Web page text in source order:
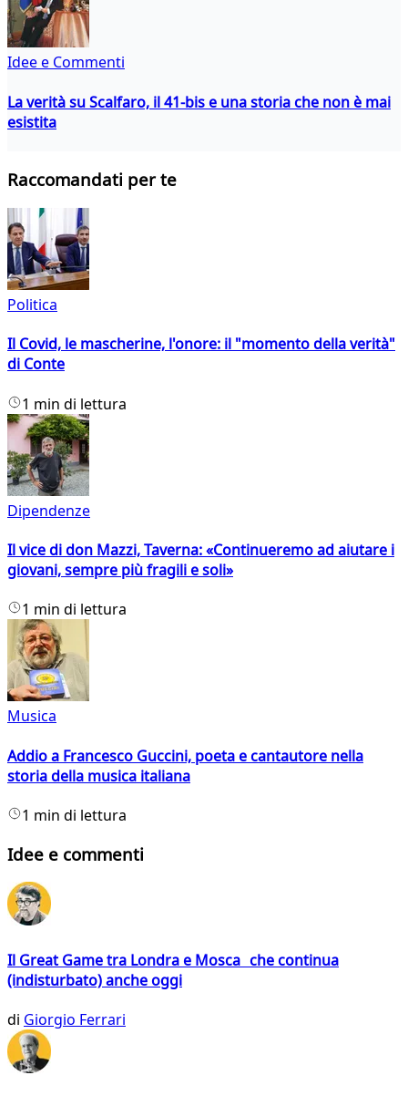
Idee e Commenti
La verità su Scalfaro, il 41-bis e una storia che non è mai
esistita
Raccomandati per te
Politica
Il Covid, le mascherine, l'onore: il "momento della verità"
di Conte
1 min di lettura
Dipendenze
Il vice di don Mazzi, Taverna: «Continueremo ad aiutare i
giovani, sempre più fragili e soli»
1 min di lettura
Musica
Addio a Francesco Guccini, poeta e cantautore nella
storia della musica italiana
1 min di lettura
Idee e commenti
Il Great Game tra Londra e Mosca che continua
(indisturbato) anche oggi
di Giorgio Ferrari